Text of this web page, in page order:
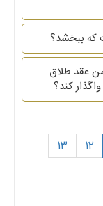
که ببخشد؟
یکی از 12 شرط ضمن عقد طلاق
کند؟
12
13